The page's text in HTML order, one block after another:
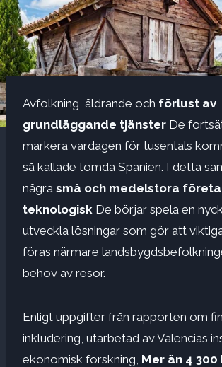
Avfolkning, åldrande och förlust av
grundläggande tjänster De
markera vardagen för tusentals
så kallade tömda Spanien. I detta
några små och medelstora
teknologisk De börjar spela en
utveckla lösningar som gör att
föras närmare
behov av resor.
Enligt uppgifter från rapporten om
inkludering, utarbetad av Valencias
ekonomisk forskning, Mer än 4